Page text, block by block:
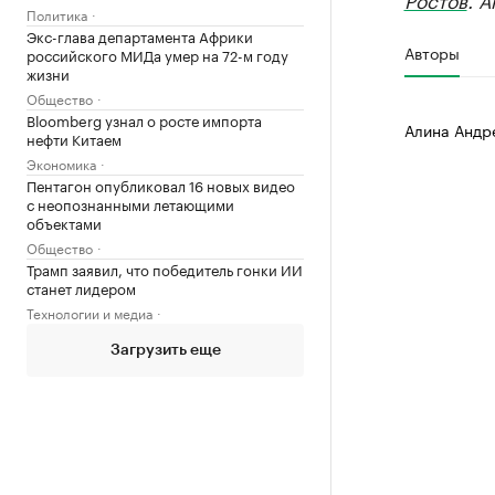
Политика
Экс-глава департамента Африки
российского МИДа умер на 72-м году
жизни
Общество
Bloomberg узнал о росте импорта
нефти Китаем
Экономика
Пентагон опубликовал 16 новых видео
с неопознанными летающими
объектами
Общество
Трамп заявил, что победитель гонки ИИ
станет лидером
Технологии и медиа
Загрузить еще
Авторы
Алина